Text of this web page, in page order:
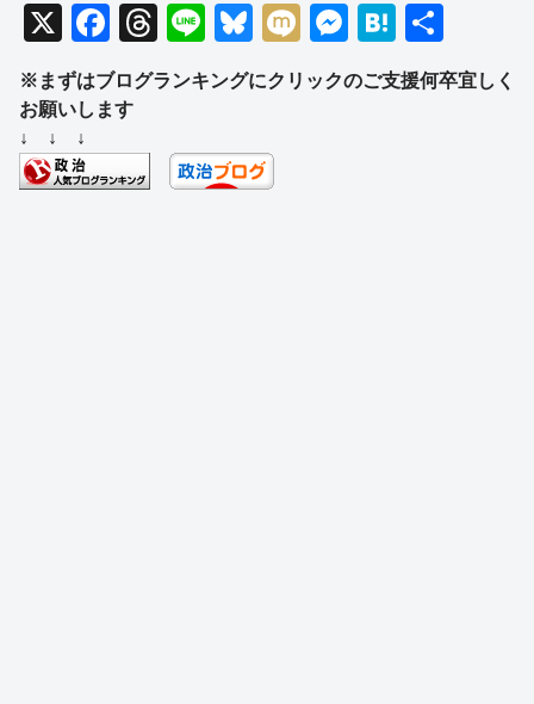
X
F
a
c
b
T
hr
e
d
Li
n
e
Bl
e
y
M
ixi
M
ss
H
at
e
有
※まずはブログランキングにクリックのご支援何卒宜しく
お願いします
↓ ↓ ↓